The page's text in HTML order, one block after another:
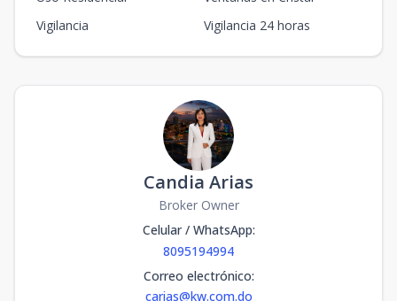
Vigilancia
Vigilancia 24 horas
Candia Arias
Broker Owner
Celular / WhatsApp:
8095194994
Correo electrónico:
carias@kw.com.do